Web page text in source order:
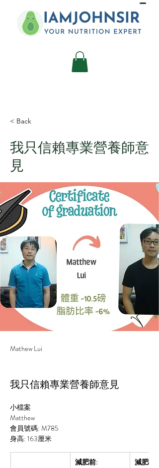
< Back
我只信賴專業營養師意
見
Mathew Lui
我只信賴專業營養師意見
小檔案
Matthew
會員號碼: M785
身高: 163厘米
減肥前: 減肥後: